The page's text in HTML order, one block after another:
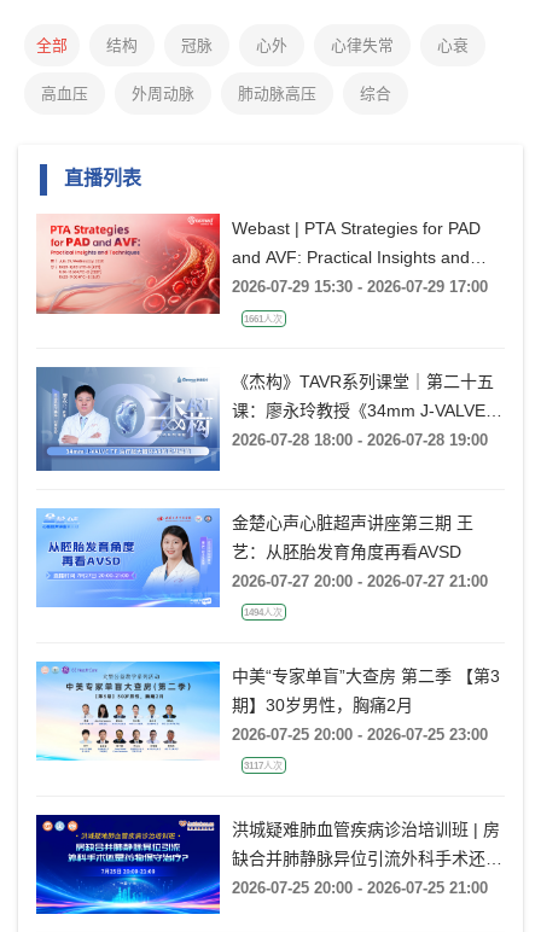
全部 结构 冠脉 心外 心律失常 心衰
高血压 外周动脉 肺动脉高压 综合
直播列表
Webast | PTA Strategies for PAD
and AVF: Practical Insights and
Techniques
2026-07-29 15:30 - 2026-07-29 17:00
1661人次
《杰构》TAVR系列课堂｜第二十五
课：廖永玲教授《34mm J-VALVE
TF 治疗超大瓣环AR的实战经验》
2026-07-28 18:00 - 2026-07-28 19:00
金楚心声心脏超声讲座第三期 王
艺：从胚胎发育角度再看AVSD
2026-07-27 20:00 - 2026-07-27 21:00
1494人次
中美“专家单盲”大查房 第二季 【第3
期】30岁男性，胸痛2月
2026-07-25 20:00 - 2026-07-25 23:00
3117人次
洪城疑难肺血管疾病诊治培训班 | 房
缺合并肺静脉异位引流外科手术还是
药物保守治疗?
2026-07-25 20:00 - 2026-07-25 21:00